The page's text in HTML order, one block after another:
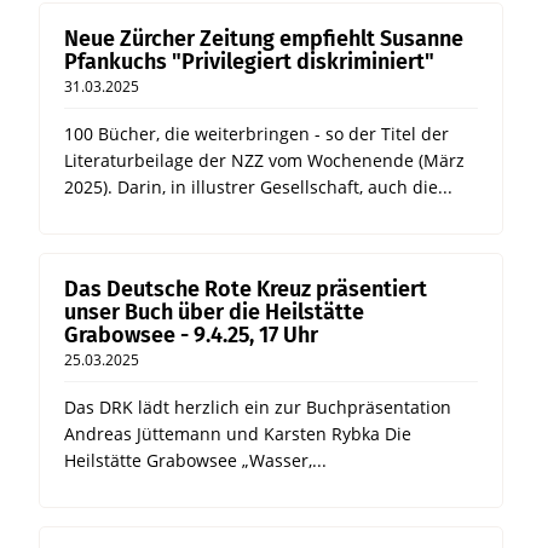
Neue Zürcher Zeitung empfiehlt Susanne
Pfankuchs "Privilegiert diskriminiert"
31.03.2025
100 Bücher, die weiterbringen - so der Titel der
Literaturbeilage der NZZ vom Wochenende (März
2025). Darin, in illustrer Gesellschaft, auch die...
Das Deutsche Rote Kreuz präsentiert
unser Buch über die Heilstätte
Grabowsee - 9.4.25, 17 Uhr
25.03.2025
Das DRK lädt herzlich ein zur Buchpräsentation
Andreas Jüttemann und Karsten Rybka Die
Heilstätte Grabowsee „Wasser,...